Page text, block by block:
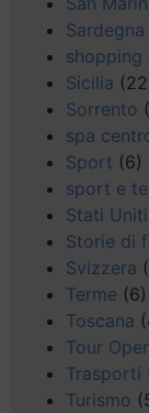
Sardegna
shopping
Sicilia
Sorrento
spa
Sport (6)
sport e
Stati Uniti
Storie di
Svizzera
Terme (6)
Toscana
Tour
Trasporti
Turismo